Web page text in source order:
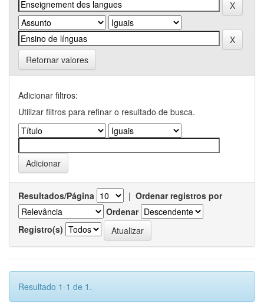
Retornar valores
Adicionar filtros:
Utilizar filtros para refinar o resultado de busca.
Resultados/Página | Ordenar registros por
Ordenar
Registro(s)
Resultado 1-1 de 1.